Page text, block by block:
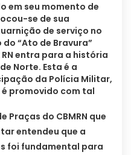
em seu momento de
se de sua
de serviço no
“Ato de Bravura”
entra para a história
Norte. Esta é a
da Polícia Militar,
promovido com tal
Praças do CBMRN que
entendeu que a
foi fundamental para